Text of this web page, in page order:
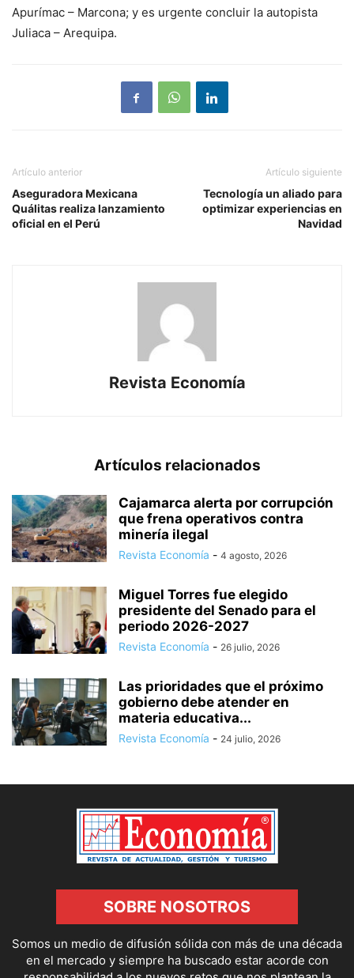
Apurímac – Marcona; y es urgente concluir la autopista
Juliaca – Arequipa.
Artículo anterior
Aseguradora Mexicana
Quálitas realiza lanzamiento
oficial en el Perú
Artículo siguiente
Tecnología un aliado para
optimizar experiencias en
Navidad
Revista Economía
Artículos relacionados
Cajamarca alerta por corrupción
que frena operativos contra
minería ilegal
Revista Economía - 4 agosto, 2026
Miguel Torres fue elegido
presidente del Senado para el
periodo 2026-2027
Revista Economía - 26 julio, 2026
Las prioridades que el próximo
gobierno debe atender en
materia educativa...
Revista Economía - 24 julio, 2026
SOBRE NOSOTROS
Somos un medio de difusión sólida con más de una década
en el mercado y siempre ha buscado estar acorde con